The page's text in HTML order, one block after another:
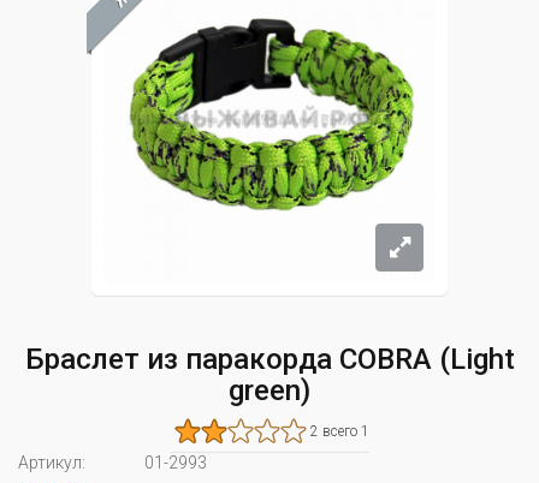
Браслет из паракорда COBRA (Light
green)
2 всего 1
Артикул:
01-2993